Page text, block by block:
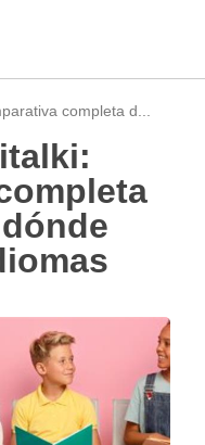
completa d...